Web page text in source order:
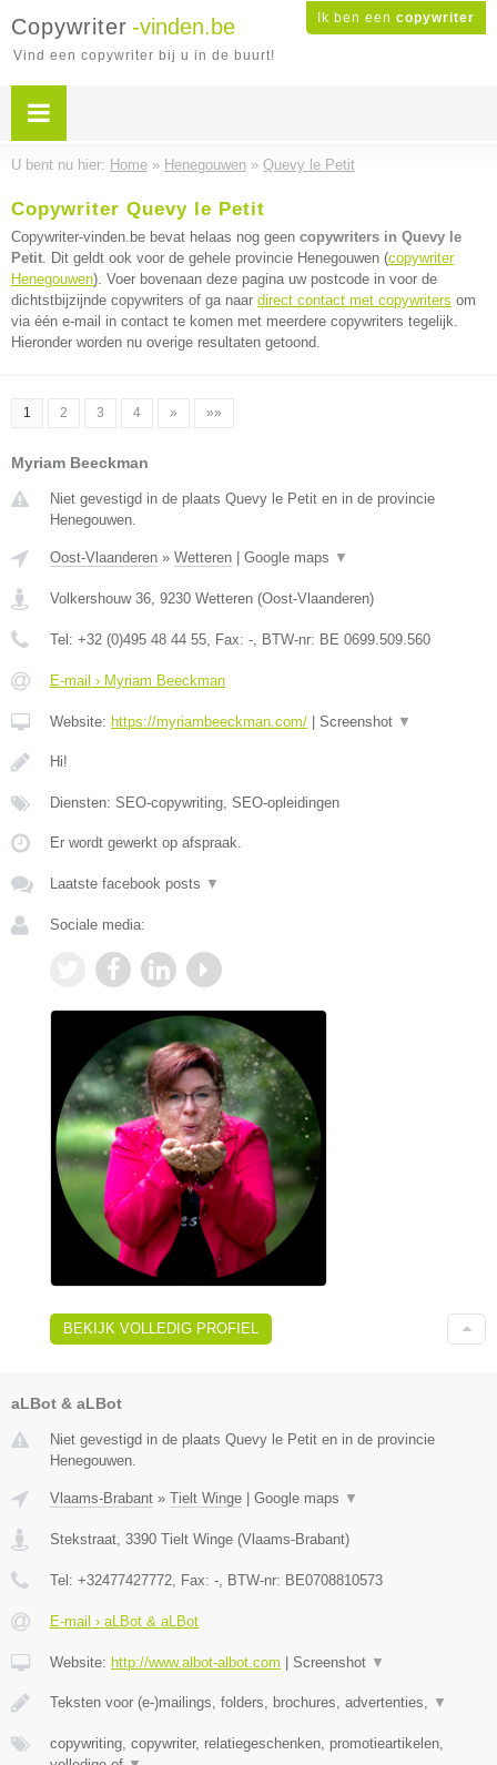
Ik ben een copywriter
Copywriter -vinden.be
Vind een copywriter bij u in de buurt!
U bent nu hier: Home » Henegouwen » Quevy le Petit
Copywriter Quevy le Petit
Copywriter-vinden.be bevat helaas nog geen copywriters in Quevy le
Petit. Dit geldt ook voor de gehele provincie Henegouwen (copywriter
Henegouwen). Voer bovenaan deze pagina uw postcode in voor de
dichtstbijzijnde copywriters of ga naar direct contact met copywriters om
via één e-mail in contact te komen met meerdere copywriters tegelijk.
Hieronder worden nu overige resultaten getoond.
1 2 3 4 » »»
Myriam Beeckman
Niet gevestigd in de plaats Quevy le Petit en in de provincie
Henegouwen.
Oost-Vlaanderen » Wetteren Google maps ▼
Volkershouw 36, 9230 Wetteren (Oost-Vlaanderen)
Tel: +32 (0)495 48 44 55, Fax: -, BTW-nr: BE 0699.509.560
E-mail › Myriam Beeckman
Website: https://myriambeeckman.com/ Screenshot ▼
Hi!
Diensten: SEO-copywriting, SEO-opleidingen
Er wordt gewerkt op afspraak.
Laatste facebook posts ▼
Sociale media:
BEKIJK VOLLEDIG PROFIEL
aLBot & aLBot
Niet gevestigd in de plaats Quevy le Petit en in de provincie
Henegouwen.
Vlaams-Brabant » Tielt Winge Google maps ▼
Stekstraat, 3390 Tielt Winge (Vlaams-Brabant)
Tel: +32477427772, Fax: -, BTW-nr: BE0708810573
E-mail › aLBot & aLBot
Website: http://www.albot-albot.com Screenshot ▼
Teksten voor (e-)mailings, folders, brochures, advertenties, ▼
copywriting, copywriter, relatiegeschenken, promotieartikelen,